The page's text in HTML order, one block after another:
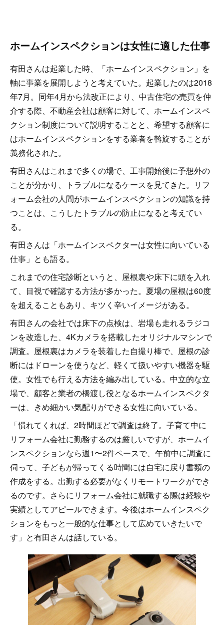
ホームインスペクションは女性に適した仕事
有田さんは起業した時、「ホームインスペクション」を
軸に事業を展開しようと考えていた。起業したのは2018
年7月。同年4月から法改正により、中古住宅の売買を仲
介する際、不動産会社は顧客に対して、ホームインスペ
クション制度について説明することと、希望する顧客に
はホームインスペクションをする業者を斡旋することが
義務化された。
有田さんはこれまで多くの場で、工事開始後に予想外の
ことが分かり、トラブルになるケースを見てきた。リフ
ォーム会社の人間がホームインスペクションの知識を持
つことは、こうしたトラブルの防止になると考えてい
る。
有田さんは「ホームインスペクターは女性に向いている
仕事」とも語る。
これまでの住宅診断というと、屋根裏や床下に頭を入れ
て、目視で確認する方法が多かった。夏場の屋根は60度
を超えることもあり、キツく辛いイメージがある。
有田さんの会社では床下の点検は、岩場も走れるラジコ
ンを改造した、4Kカメラを搭載したオリジナルマシンで
調査。屋根裏はカメラを装着した自撮り棒で、屋根の診
断にはドローンを使うなど、軽くて扱いやすい機器を駆
使。女性でも行える方法を編み出している。中立的な立
場で、顧客と業者の橋渡し役となるホームインスペクタ
ーは、きめ細かい気配りができる女性に向いている。
「慣れてくれば、2時間ほどで調査は終了。子育て中に
リフォーム会社に勤務するのは厳しいですが、ホームイ
ンスペクションなら週1〜2件ペースで、午前中に調査に
伺って、子どもが帰ってくる時間には自宅に戻り書類の
作成をする。出勤する必要がなくリモートワークができ
るのです。さらにリフォーム会社に就職する際は経験や
実績としてアピールできます。今後はホームインスペク
ションをもっと一般的な仕事として広めていきたいで
す」と有田さんは話している。